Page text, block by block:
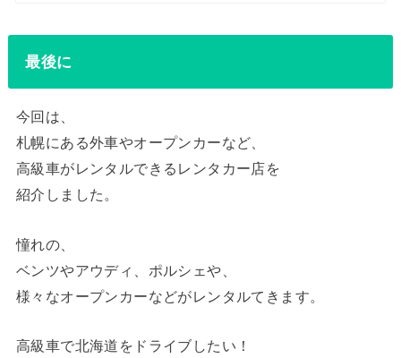
最後に
今回は、
札幌にある外車やオープンカーなど、
高級車がレンタルできるレンタカー店を
紹介しました。
憧れの、
ベンツやアウディ、ポルシェや、
様々なオープンカーなどがレンタルてきます。
高級車で北海道をドライブしたい！